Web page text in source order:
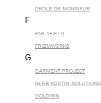
DROLE DE MONSIEUR
F
FAR AFIELD
FRIZMWORKS
G
GARMENT PROJECT
GLEB KOSTIN .SOLUTIONS
GOLDWIN